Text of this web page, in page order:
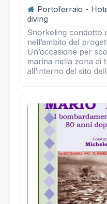
Portoferraio -
diving
Snorkeling condotto
nell’ambito del
Un’occasione per
marina nella zona di
all’interno del sito